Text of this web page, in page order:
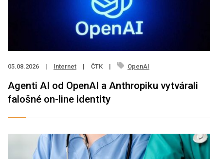
05.08.2026 | Internet | ČTK | OpenAI
Agenti AI od OpenAI a Anthropiku vytvárali
falošné on-line identity